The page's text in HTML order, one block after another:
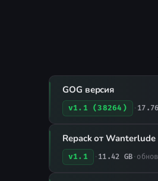
GOG версия
v1.1 (38264) ·
Repack от Wanterlude
v1.1 · 11.42 GB ·